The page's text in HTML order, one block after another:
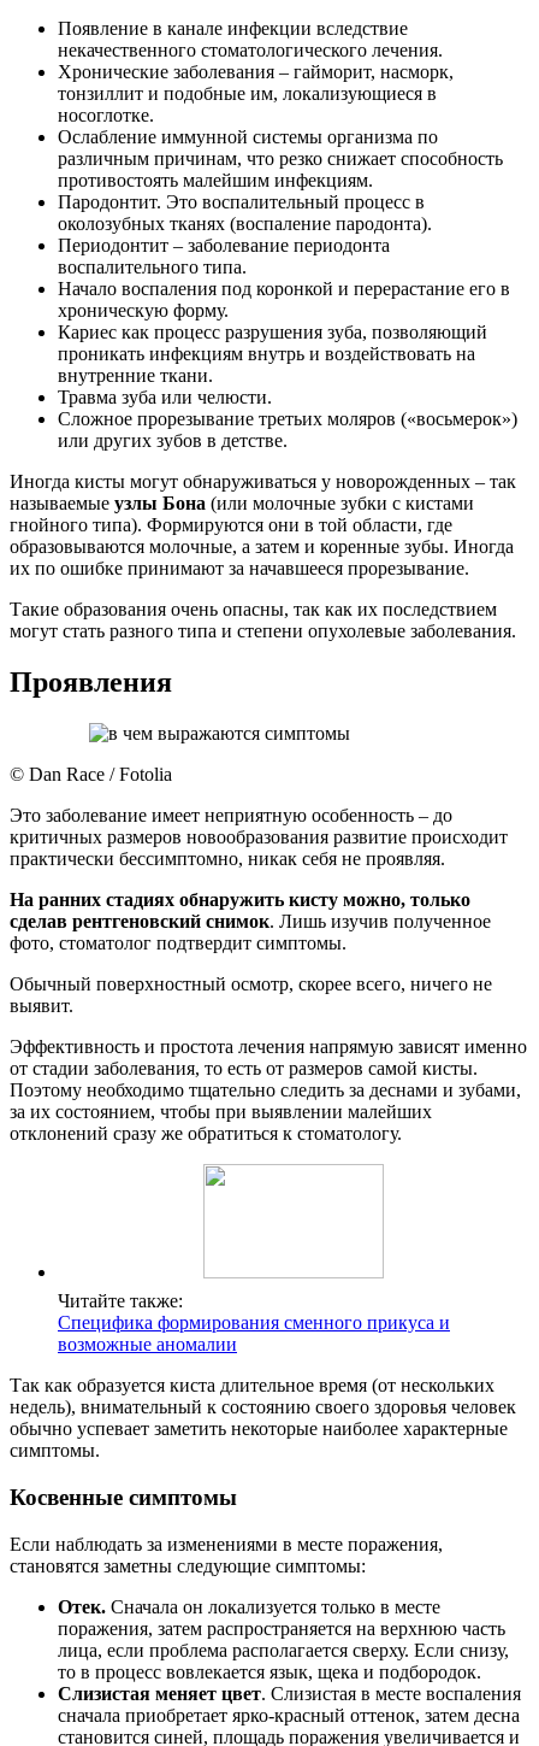
Появление в канале инфекции вследствие
некачественного стоматологического лечения.
Хронические заболевания – гайморит, насморк,
тонзиллит и подобные им, локализующиеся в
носоглотке.
Ослабление иммунной системы организма по
различным причинам, что резко снижает способность
противостоять малейшим инфекциям.
Пародонтит. Это воспалительный процесс в
околозубных тканях (воспаление пародонта).
Периодонтит – заболевание периодонта
воспалительного типа.
Начало воспаления под коронкой и перерастание его в
хроническую форму.
Кариес как процесс разрушения зуба, позволяющий
проникать инфекциям внутрь и воздействовать на
внутренние ткани.
Травма зуба или челюсти.
Сложное прорезывание третьих моляров («восьмерок»)
или других зубов в детстве.
Иногда кисты могут обнаруживаться у новорожденных – так
называемые узлы Бона (или молочные зубки с кистами
гнойного типа). Формируются они в той области, где
образовываются молочные, а затем и коренные зубы. Иногда
их по ошибке принимают за начавшееся прорезывание.
Такие образования очень опасны, так как их последствием
могут стать разного типа и степени опухолевые заболевания.
Проявления
© Dan Race / Fotolia
Это заболевание имеет неприятную особенность – до
критичных размеров новообразования развитие происходит
практически бессимптомно, никак себя не проявляя.
На ранних стадиях обнаружить кисту можно, только
сделав рентгеновский снимок. Лишь изучив полученное
фото, стоматолог подтвердит симптомы.
Обычный поверхностный осмотр, скорее всего, ничего не
выявит.
Эффективность и простота лечения напрямую зависят именно
от стадии заболевания, то есть от размеров самой кисты.
Поэтому необходимо тщательно следить за деснами и зубами,
за их состоянием, чтобы при выявлении малейших
отклонений сразу же обратиться к стоматологу.
Читайте также:
Специфика формирования сменного прикуса и
возможные аномалии
Так как образуется киста длительное время (от нескольких
недель), внимательный к состоянию своего здоровья человек
обычно успевает заметить некоторые наиболее характерные
симптомы.
Косвенные симптомы
Если наблюдать за изменениями в месте поражения,
становятся заметны следующие симптомы:
Отек. Сначала он локализуется только в месте
поражения, затем распространяется на верхнюю часть
лица, если проблема располагается сверху. Если снизу,
то в процесс вовлекается язык, щека и подбородок.
Слизистая меняет цвет. Слизистая в месте воспаления
сначала приобретает ярко-красный оттенок, затем десна
становится синей, площадь поражения увеличивается и